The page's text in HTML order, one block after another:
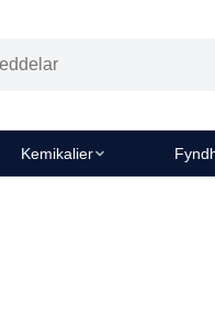
Kemikalier